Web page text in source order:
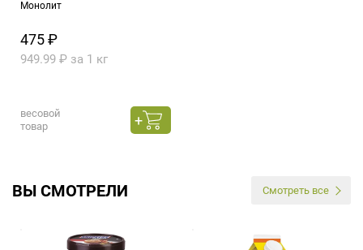
Монолит
475 ₽
949.99 ₽ за 1 кг
весовой
товар
ВЫ СМОТРЕЛИ Смотреть все